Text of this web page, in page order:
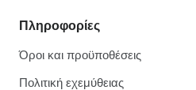
Πληροφορίες
Όροι και προϋποθέσεις
Πολιτική εχεμύθειας